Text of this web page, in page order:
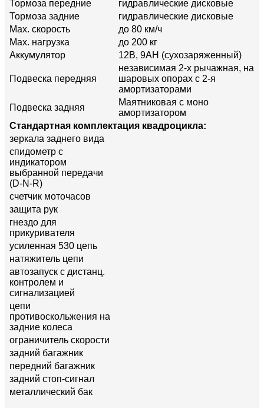
Тормоза передние
гидравлические дисковые
Тормоза задние
гидравлические дисковые
Max. скорость
до 80 км/ч
Max. нагрузка
до 200 кг
Аккумулятор
12В, 9AH (сухозаряженный)
Подвеска передняя
независимая 2-х рычажная, на
шаровых опорах с 2-я
амортизаторами
Подвеска задняя
Маятниковая с моно
амортизатором
Стандартная комплектация квадроцикла:
зеркала заднего вида
спидометр с
индикатором
выбранной передачи
(D-N-R)
счетчик моточасов
защита рук
гнездо для
прикуривателя
усиленная 530 цепь
натяжитель цепи
автозапуск с дистанц.
контролем и
сигнализацией
цепи
противоскольжения на
задние колеса
ограничитель скорости
задний багажник
передний багажник
задний стоп-сигнал
металлический бак